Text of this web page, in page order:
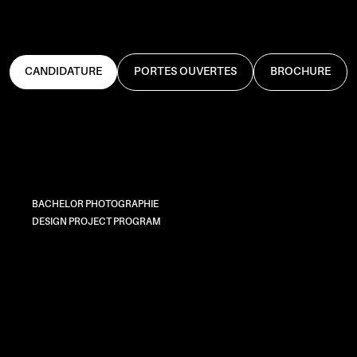
CANDIDATURE PORTES OUVERTES BROCHURE
BACHELOR PHOTOGRAPHIE
DESIGN PROJECT PROGRAM